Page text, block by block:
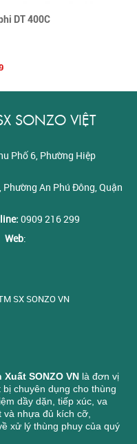
DT 400C
SONZO VIỆT
Phố 6, Phường Hiệp
An Phú Đông, Quận
0909 216 299
Web:
SX SONZO VN
SONZO VN là đơn vị
chuyên dụng cho thùng
dầy dặn, tiếp xúc, va
nhựa đủ kích cỡ,
xử lý thùng phuy của quý